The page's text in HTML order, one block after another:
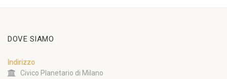
DOVE SIAMO
Indirizzo
Civico Planetario di Milano